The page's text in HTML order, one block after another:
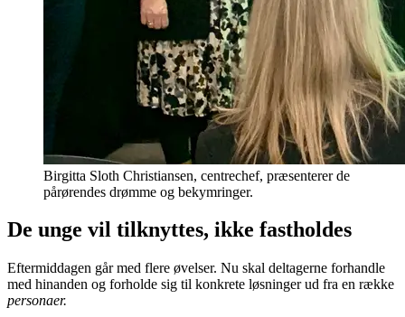
Birgitta Sloth Christiansen, centrechef, præsenterer de
pårørendes drømme og bekymringer.
De unge vil tilknyttes, ikke fastholdes
Eftermiddagen går med flere øvelser. Nu skal deltagerne forhandle
med hinanden og forholde sig til konkrete løsninger ud fra en række
personaer.